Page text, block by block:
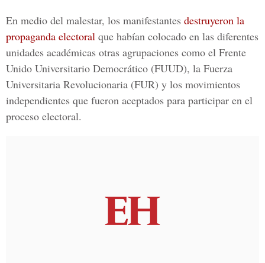
En medio del malestar, los manifestantes destruyeron la
propaganda electoral que habían colocado en las diferentes
unidades académicas otras agrupaciones como el Frente
Unido Universitario Democrático (FUUD), la Fuerza
Universitaria Revolucionaria (FUR) y los movimientos
independientes que fueron aceptados para participar en el
proceso electoral.